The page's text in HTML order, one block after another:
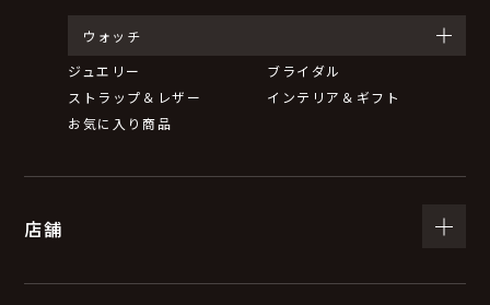
ウォッチ
ジュエリー
ブライダル
ストラップ＆レザー
インテリア＆ギフト
お気に入り商品
店舗